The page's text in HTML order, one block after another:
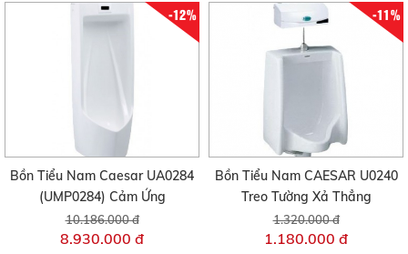
-12%
Bồn Tiểu Nam Caesar UA0284
(UMP0284) Cảm Ứng
10.186.000 đ
8.930.000 đ
-11%
Bồn Tiểu Nam CAESAR U0240
Treo Tường Xả Thẳng
1.320.000 đ
1.180.000 đ